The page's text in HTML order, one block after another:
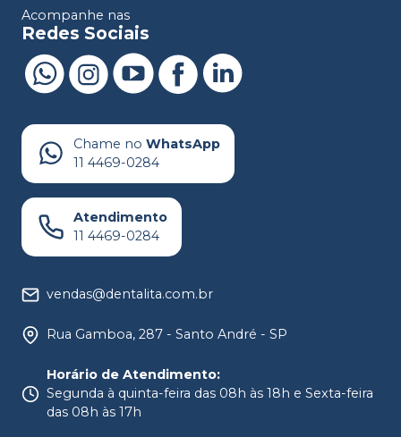
Acompanhe nas
Redes Sociais
Chame no WhatsApp
11 4469-0284
Atendimento
11 4469-0284
vendas@dentalita.com.br
Rua Gamboa, 287 - Santo André - SP
Horário de Atendimento:
Segunda à quinta-feira das 08h às 18h e Sexta-feira
das 08h às 17h